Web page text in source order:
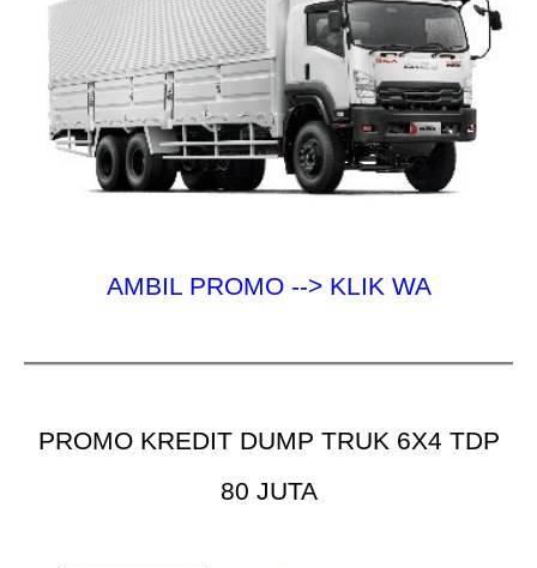
AMBIL PROMO --> KLIK WA
PROMO KREDIT DUMP TRUK 6X4 TDP
80 JUTA